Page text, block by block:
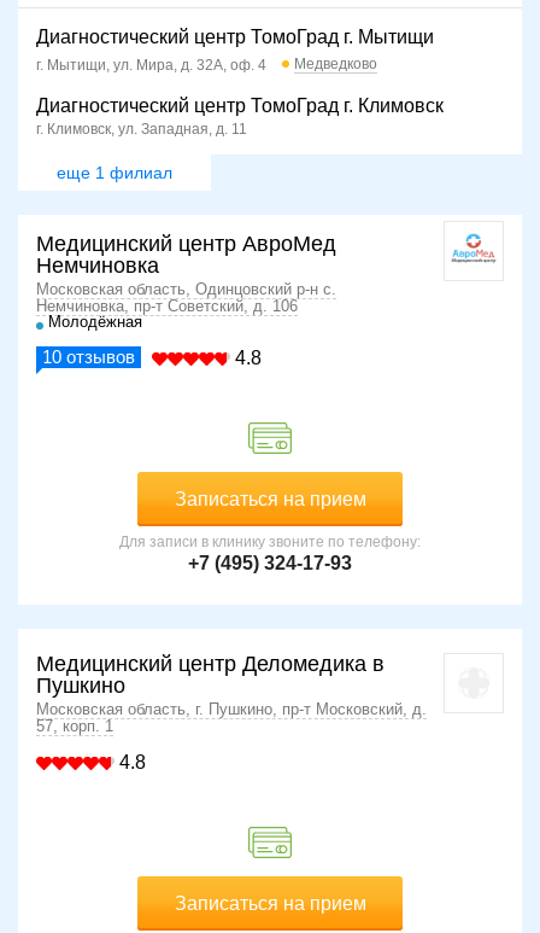
Диагностический центр ТомоГрад г. Мытищи
г. Мытищи, ул. Мира, д. 32А, оф. 4 Медведково
Диагностический центр ТомоГрад г. Климовск
г. Климовск, ул. Западная, д. 11
еще 1 филиал
Медицинский центр АвроМед
Немчиновка
Московская область, Одинцовский р-н с.
Немчиновка, пр-т Советский, д. 106
Молодёжная
10 отзывов 4.8
Записаться на прием
Для записи в клинику звоните по телефону:
+7 (495) 324-17-93
Медицинский центр Деломедика в
Пушкино
Московская область, г. Пушкино, пр-т Московский, д.
57, корп. 1
4.8
Записаться на прием